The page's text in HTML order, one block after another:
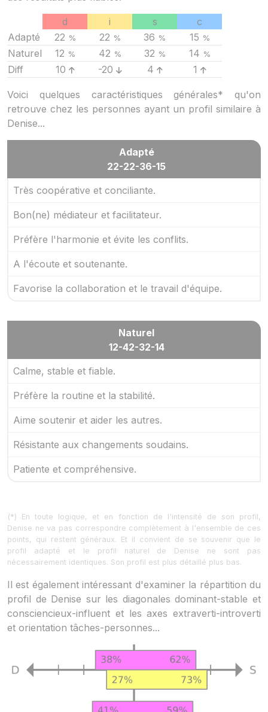
d i s
c
Adapté
22 % 22 % 36 % 15 %
Naturel 12 % 42 % 32 % 14 %
Diff 10 -20 4 1
Voici quelques caractéristiques générales* qu'on
retrouve chez les personnes ayant un profil similaire à
Denise...
Adapté
22-22-36-15
Très coopérative et conciliante.
Bon(ne) médiateur et facilitateur.
Préfère l'harmonie et évite les conflits.
A l'écoute et soutenante.
Favorise la collaboration et le travail d'équipe.
Naturel
12-42-32-14
Calme, stable et fiable.
Préfère la routine et la stabilité.
Aime soutenir et aider les autres.
Résistante aux changements soudains.
Patiente et compréhensive.
(*) En toute logique, et en fonction de l'intensité de son profil,
Denise ne va pas correspondre complètement à l'ensemble de ces
points, qui restent généraux. Et il convient de se souvenir que le
profil adapté et le profil naturel de Denise ne sont pas
nécessairement identiques. Son profil est plus détaillé plus bas.
Il est également intéressant d'examiner la répartition du
profil de Denise sur les diagonales dominant-stable et
consciencieux-influent et les axes extraverti-introverti
et orientation tâches-personnes...